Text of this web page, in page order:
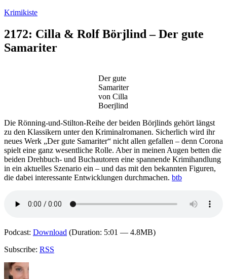
Zum
springen
Krimikiste
2172: Cilla & Rolf Börjlind – Der gute
Samariter
Der gute
Samariter
von Cilla
Boerjlind
Die Rönning-und-Stilton-Reihe der beiden Börjlinds gehört längst
zu den Klassikern unter den Kriminalromanen. Sicherlich wird ihr
neues Werk „Der gute Samariter“ nicht allen gefallen – denn Corona
spielt eine ganz wesentliche Rolle. Aber in meinen Augen betten die
beiden Drehbuch- und Buchautoren eine spannende Krimihandlung
in ein aktuelles Szenario ein – und das mit den bekannten Figuren,
die dabei interessante Entwicklungen durchmachen. btb
Podcast: Download (Duration: 5:01 — 4.8MB)
Subscribe: RSS
Autor